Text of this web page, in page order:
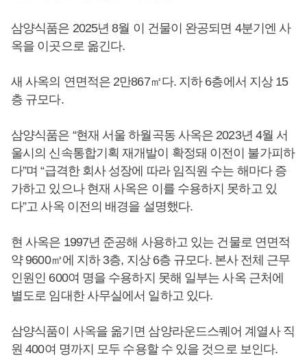
삼양식품은 2025년 8월 이 건물이 완공되면 4분기엔 사
옥을 이곳으로 옮긴다.
새 사옥의 연면적은 2만867㎡다. 지하 6층에서 지상 15
층 규모다.
삼양식품은 “현재 서울 하월곡동 사옥은 2023년 4월 서
울시의 신속통합기획 재개발이 확정돼 이전이 불가피하
다”며 “급격한 회사 성장에 따라 임직원 수는 해마다 증
가하고 있으나 현재 사옥은 이를 수용하지 못하고 있
다”고 사옥 이전의 배경을 설명했다.
현 사옥은 1997년 준공해 사용하고 있는 건물로 연면적
약 9600㎡에 지하 3층, 지상 6층 규모다. 본사 전체 근무
인원인 600여 명을 수용하지 못해 일부는 사옥 근처에
별도로 임대한 사무실에서 일하고 있다.
삼양식품이 사옥을 옮기면 삼양라운드스퀘어 계열사 직
원 400여 명까지 모두 수용할 수 있을 것으로 보인다.